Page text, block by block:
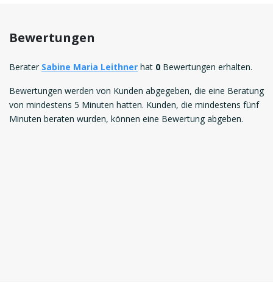
Bewertungen
Berater Sabine Maria Leithner hat 0 Bewertungen erhalten.
Bewertungen werden von Kunden abgegeben, die eine Beratung
von mindestens 5 Minuten hatten. Kunden, die mindestens fünf
Minuten beraten wurden, können eine Bewertung abgeben.